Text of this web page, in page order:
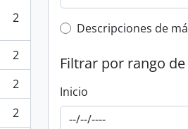
2
2
2
2
Top-level
Descripciones de
Filtrar por rango de
Inicio